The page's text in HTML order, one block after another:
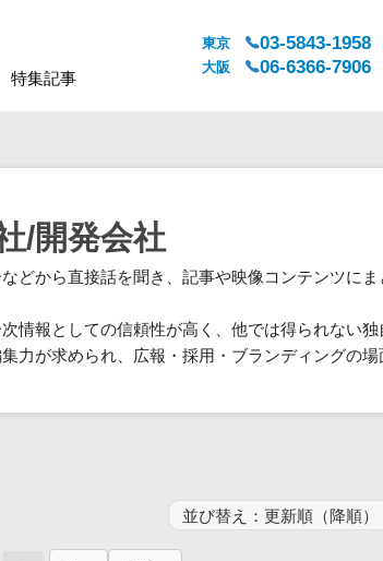
特集記事
東京 03-5843-1958
大阪 06-6366-7906
WEBサービス
人事（労務管理）
人事（採用・評価・教育）
法務・総務
/開発会社
どから直接話を聞き、記事や映像コンテンツに
情報としての信頼性が高く、他では得られない
力が求められ、広報・採用・ブランディングの